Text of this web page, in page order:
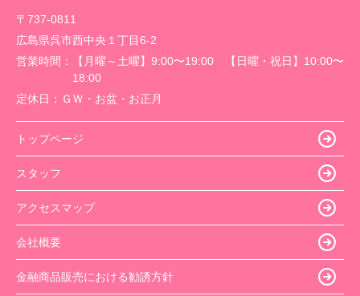
〒737-0811
広島県呉市西中央１丁目6-2
営業時間：
【月曜～土曜】9:00〜19:00 【日曜・祝日】10:00〜
18:00
定休日： ＧＷ・お盆・お正月
トップページ
スタッフ
アクセスマップ
会社概要
金融商品販売における勧誘方針